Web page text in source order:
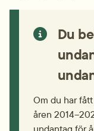
Du
Om du har
åren